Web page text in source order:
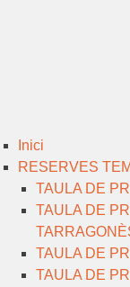
Inici
RESERVES
TAULA DE
TAULA DE
TAULA DE
TAULA DE